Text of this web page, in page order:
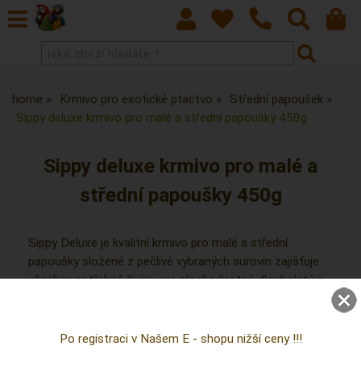
home Krmivo pro exotické ptactvo
Střední papoušek
Sippy deluxe krmivo pro malé a střední papoušky 450g
Sippy deluxe krmivo pro malé a
střední papoušky 450g
Sippy Deluxe je kvalitní krmivo pro malé a střední
papoušky složené z pečlivě vybraných surovin zajišťuje
všechny potřebné živiny pro plnohodnotný, dlouholetý a
Po registraci v Našem E - shopu nižší ceny !!!